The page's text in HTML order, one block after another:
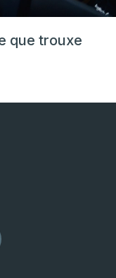
que trouxe